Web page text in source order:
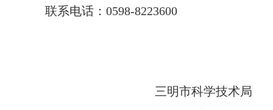
联系电话：0598-8223600
三明市科学技术局